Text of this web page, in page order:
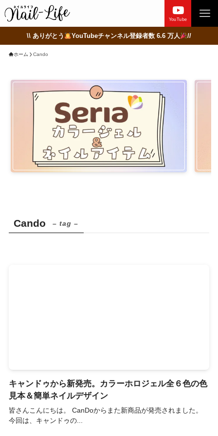
YouTube
\\ ありがとう YouTubeチャンネル登録者数 6.6 万人 //
ホーム Cando
Cando – tag –
キャンドゥから新発売。カラーホロジェル全６色の色
見本＆簡単ネイルデザイン
皆さんこんにちは。 CanDoからまた新商品が発売されました。
今回は、キャンドゥの...